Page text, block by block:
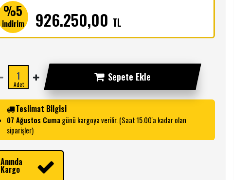
%5
indirim 926.250,00 TL
Adet
Sepete Ekle
Teslimat Bilgisi
07 Ağustos Cumagünü kargoya verilir. (Saat 15.00'a kadar olan
siparişler)
Anında
Kargo